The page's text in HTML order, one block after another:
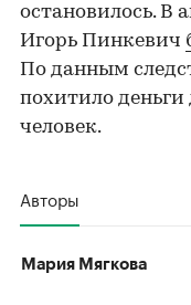
остановилось. В
Игорь Пинкевич
По данным
похитило деньги
человек.
Авторы
Мария Мягкова